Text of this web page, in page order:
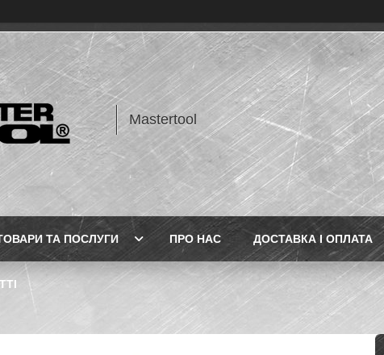
Mastertool
ТА ПОСЛУГИ ПРО НАС ДОСТАВКА І ОПЛАТА